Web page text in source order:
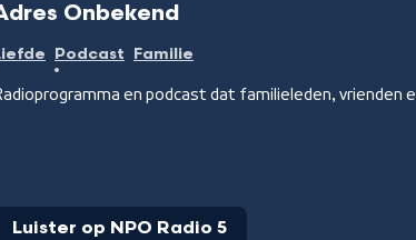
Onbekend
Podcast Familie
en podcast dat familieleden, vrienden
Luister op NPO Radio 5